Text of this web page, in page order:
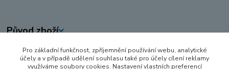
Původ zboží
Zboží zařazeno v kategoriích
Pro základní funkčnost, zpříjemnění používání webu, analytické
účely a v případě udělení souhlasu také pro účely cílení reklamy
využíváme soubory cookies. Nastavení vlastních preferencí